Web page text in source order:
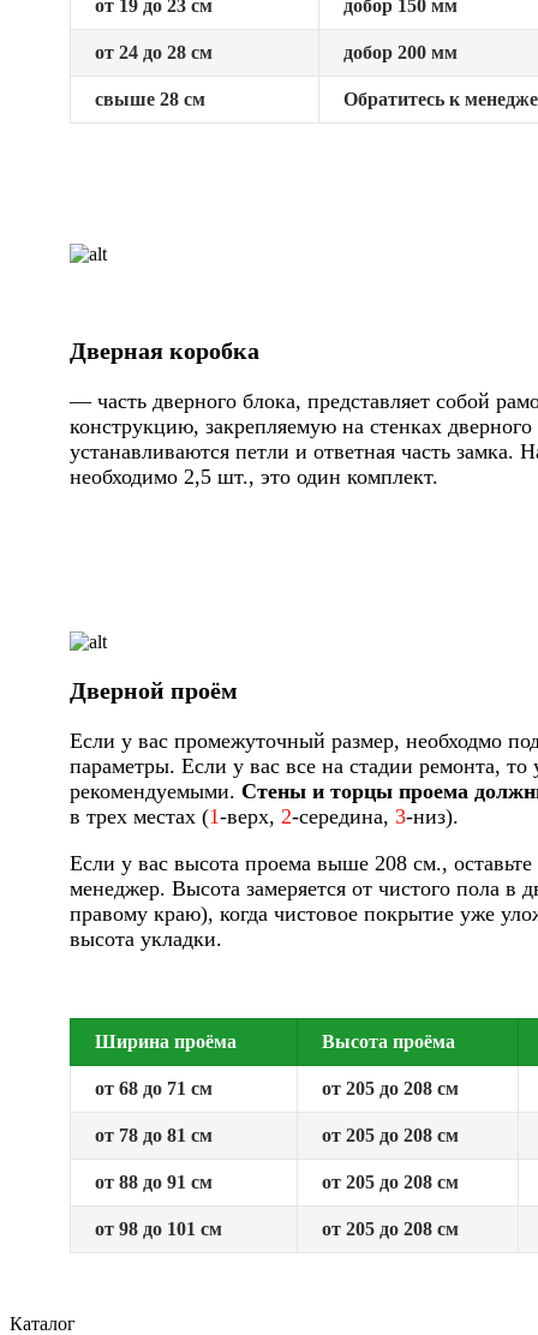
от 19 до 23 см добор 150 мм
от 24 до 28 см добор 200 мм
свыше 28 см Обратитесь к
Дверная коробка
— часть дверного блока, представляет собой
конструкцию, закрепляемую на стенках
устанавливаются петли и ответная часть замка.
необходимо 2,5 шт., это один комплект.
Дверной проём
Если у вас промежуточный размер, необходмо
параметры. Если у вас все на стадии ремонта,
рекомендуемыми. Стены и торцы проема
в трех местах (1-верх, 2-середина, 3-низ).
Если у вас высота проема выше 208 см., оставьте
менеджер. Высота замеряется от чистого пола в
правому краю), когда чистовое покрытие уже
высота укладки.
Ширина проёма Высота проёма
от 68 до 71 см от 205 до 208 см
от 78 до 81 см от 205 до 208 см
от 88 до 91 см от 205 до 208 см
от 98 до 101 см от 205 до 208 см
Каталог